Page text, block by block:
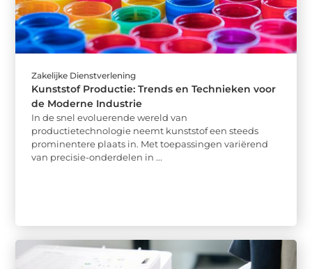
Zakelijke Dienstverlening
Kunststof Productie: Trends en Technieken voor
de Moderne Industrie
In de snel evoluerende wereld van
productietechnologie neemt kunststof een steeds
prominentere plaats in. Met toepassingen variërend
van precisie-onderdelen in ...